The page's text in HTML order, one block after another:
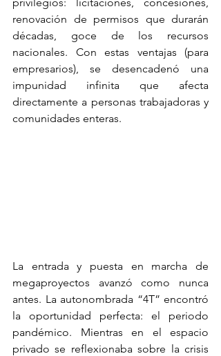
renovación de permisos que durarán
décadas, goce de los recursos
nacionales. Con estas ventajas (para
empresarios), se desencadenó una
impunidad infinita que afecta
directamente a personas trabajadoras y
comunidades enteras.
La entrada y puesta en marcha de
megaproyectos avanzó como nunca
antes. La autonombrada “4T” encontró
la oportunidad perfecta: el periodo
pandémico. Mientras en el espacio
privado se reflexionaba sobre la crisis